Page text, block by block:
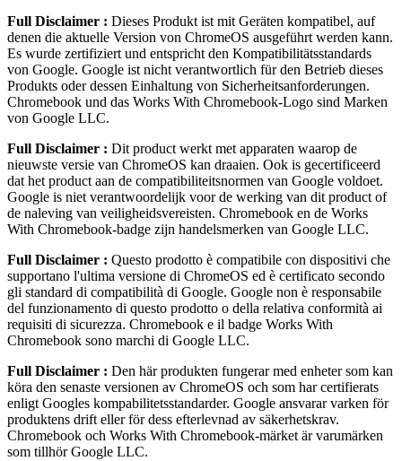
Full Disclaimer : Dieses Produkt ist mit Geräten kompatibel, auf
denen die aktuelle Version von ChromeOS ausgeführt werden kann.
Es wurde zertifiziert und entspricht den Kompatibilitätsstandards
von Google. Google ist nicht verantwortlich für den Betrieb dieses
Produkts oder dessen Einhaltung von Sicherheitsanforderungen.
Chromebook und das Works With Chromebook-Logo sind Marken
von Google LLC.
Full Disclaimer : Dit product werkt met apparaten waarop de
nieuwste versie van ChromeOS kan draaien. Ook is gecertificeerd
dat het product aan de compatibiliteitsnormen van Google voldoet.
Google is niet verantwoordelijk voor de werking van dit product of
de naleving van veiligheidsvereisten. Chromebook en de Works
With Chromebook-badge zijn handelsmerken van Google LLC.
Full Disclaimer : Questo prodotto è compatibile con dispositivi che
supportano l'ultima versione di ChromeOS ed è certificato secondo
gli standard di compatibilità di Google. Google non è responsabile
del funzionamento di questo prodotto o della relativa conformità ai
requisiti di sicurezza. Chromebook e il badge Works With
Chromebook sono marchi di Google LLC.
Full Disclaimer : Den här produkten fungerar med enheter som kan
köra den senaste versionen av ChromeOS och som har certifierats
enligt Googles kompabilitetsstandarder. Google ansvarar varken för
produktens drift eller för dess efterlevnad av säkerhetskrav.
Chromebook och Works With Chromebook-märket är varumärken
som tillhör Google LLC.